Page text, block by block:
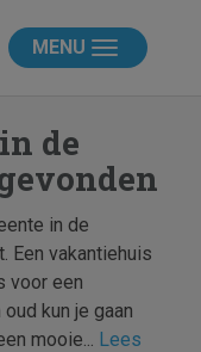
MENU
de
in de
Een vakantiehuis
voor een
kun je gaan
mooie... Lees